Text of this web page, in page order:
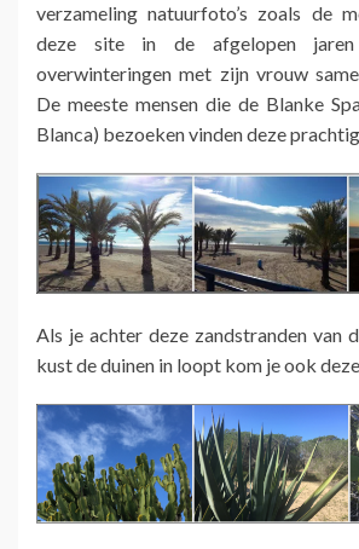
verzameling natuurfoto’s zoals de
deze site in de afgelopen
overwinteringen met zijn vrouw
De meeste mensen die de Blanke
Blanca) bezoeken vinden deze
Als je achter deze zandstranden van
kust de duinen in loopt kom je ook